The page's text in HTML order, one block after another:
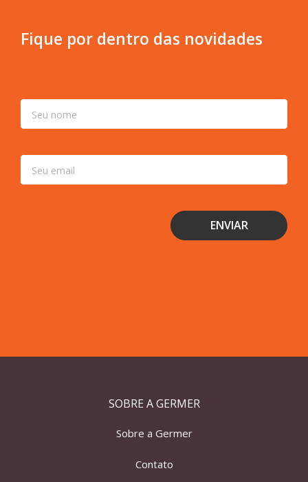
Fique por dentro das novidades
SOBRE A GERMER
Sobre a Germer
Contato